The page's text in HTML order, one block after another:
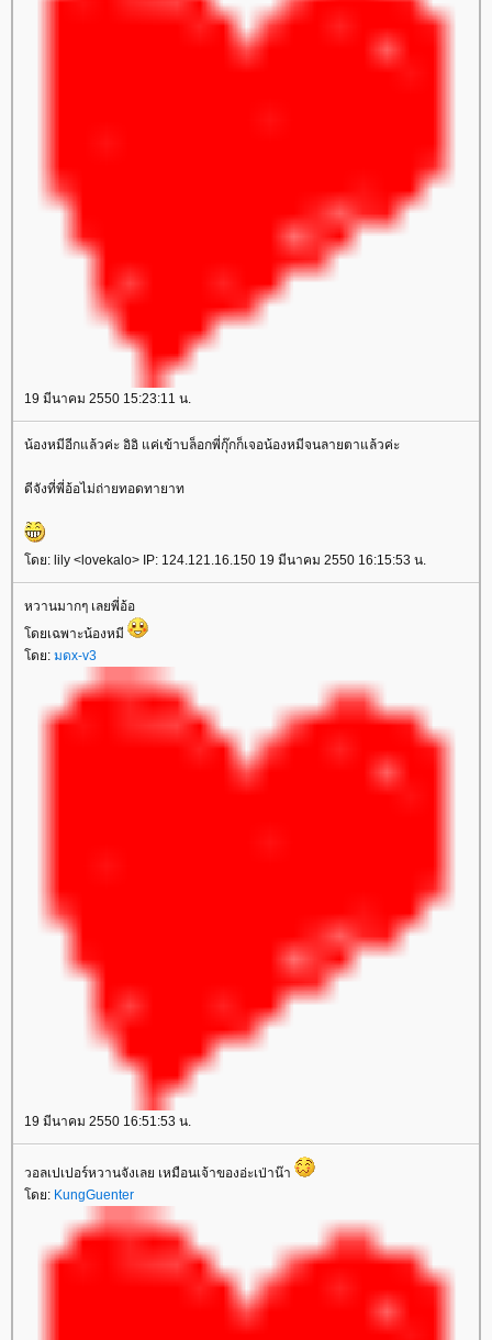
19 มีนาคม 2550 15:23:11 น.
น้องหมีอีกแล้วค่ะ อิอิ แค่เข้าบล็อกพี่กุ๊กก็เจอน้องหมีจนลายตาแล้วค่ะ
ดีจังที่พี่อ้อไม่ถ่ายทอดทายาท
ดย: lily <lovekalo> IP: 124.121.16.150 19 มีนาคม 2550 16:15:53 น.
หวานมากๆ เลยพี่อ้อ
ดยเฉพาะน้องหมี
ดย: มดx-v3
19 มีนาคม 2550 16:51:53 น.
วอลเปเปอร์หวานจังเลย เหมือนเจ้าของอ่ะเป่าน๊า
ดย: KungGuenter